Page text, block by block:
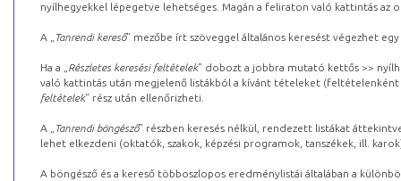
nyílhegyekkel lépegetve lehetséges. Magán a feliraton való kattintás az
A „ Tanrendi kereső” mezőbe írt szöveggel általános keresést végezhet
Ha a „ Részletes keresési feltételek” dobozt a jobbra mutató kettős >>
való kattintás után megjelenő listákból a kívánt tételeket (feltételenként
feltételek” rész után ellenőrizheti.
A „ Tanrendi böngésző” részben keresés nélkül, rendezett listákat
lehet elkezdeni (oktatók, szakok, képzési programok, tanszékek, ill.
A böngésző és a kereső többoszlopos eredménylistái általában a